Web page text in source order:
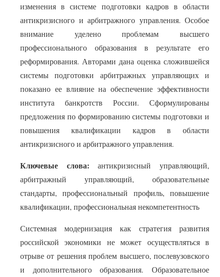
изменения в системе подготовки кадров в области
антикризисного и арбитражного управления. Особое
внимание уделено проблемам высшего
профессионального образования в результате его
реформирования. Авторами дана оценка сложившейся
системы подготовки арбитражных управляющих и
показано ее влияние на обеспечение эффективности
института банкротств России. Сформулированы
предложения по формированию системы подготовки и
повышения квалификации кадров в области
антикризисного и арбитражного управления.
Ключевые слова: антикризисный управляющий,
арбитражный управляющий, образовательные
стандарты, профессиональный профиль, повышение
квалификации, профессиональная некомпетентность
Системная модернизация как стратегия развития
российской экономики не может осуществляться в
отрыве от решения проблем высшего, послевузовского
и дополнительного образования. Образовательное